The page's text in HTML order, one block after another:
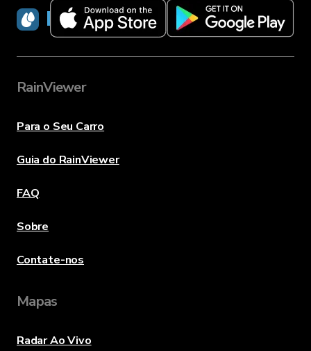
RainViewer
RainViewer
Para o Seu Carro
Guia do RainViewer
FAQ
Sobre
Contate-nos
Mapas
Radar Ao Vivo